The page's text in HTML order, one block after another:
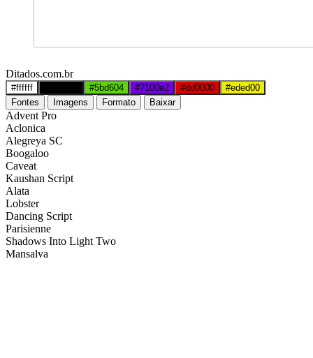
Ditados.com.br
#ffffff #5bd604 #7100e2 #dd0000
#eded00
Fontes
Imagens Formato Baixar
Advent Pro
Aclonica
Alegreya SC
Boogaloo
Caveat
Kaushan Script
Alata
Lobster
Dancing Script
Parisienne
Shadows Into Light Two
Mansalva